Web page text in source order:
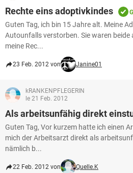
Rechte eins adoptivkindes
Guten Tag, ich bin 15 Jahre alt. Meine
Autounfalls verstorben. Sie waren beide
meine Rec...
23 Feb. 2012 von Janine01
kRANKENPFLEGERIN
le 21 Feb. 2012
Als arbeitsunfähig direkt
Guten Tag, Vor kurzem hatte ich einen
mich der Arbeitsarzt direkt als
nämlich b...
22 Feb. 2012 von Quelle.K